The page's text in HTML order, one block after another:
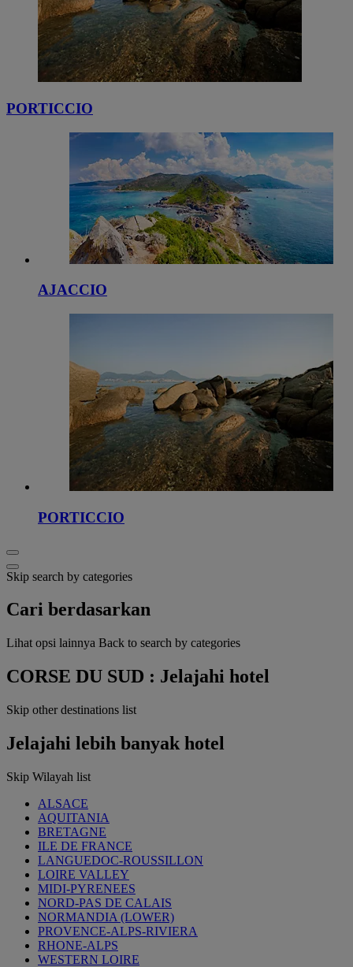
PORTICCIO
AJACCIO
PORTICCIO
Skip search by categories
Cari berdasarkan
Lihat opsi lainnya Back to search by categories
CORSE DU SUD : Jelajahi hotel
Skip other destinations list
Jelajahi lebih banyak hotel
Skip Wilayah list
ALSACE
AQUITANIA
BRETAGNE
ILE DE FRANCE
LANGUEDOC-ROUSSILLON
LOIRE VALLEY
MIDI-PYRENEES
NORD-PAS DE CALAIS
NORMANDIA (LOWER)
PROVENCE-ALPS-RIVIERA
RHONE-ALPS
WESTERN LOIRE